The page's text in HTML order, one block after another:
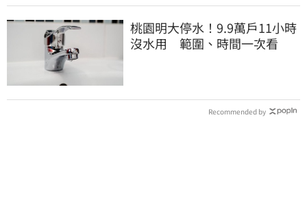
桃園明大停水！9.9萬戶11小時
沒水用 範圍、時間一次看
Recommended by